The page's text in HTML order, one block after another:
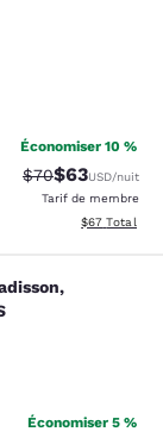
Économiser 10 %
Tarif barré :
$70Tarif réduit :
$63USD/nuit
Tarif de membre
Afficher les
$67 Total
Économiser 5 %